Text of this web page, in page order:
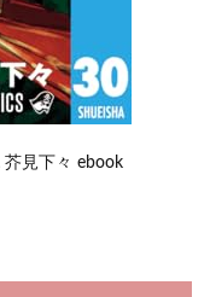
見下々 ebook